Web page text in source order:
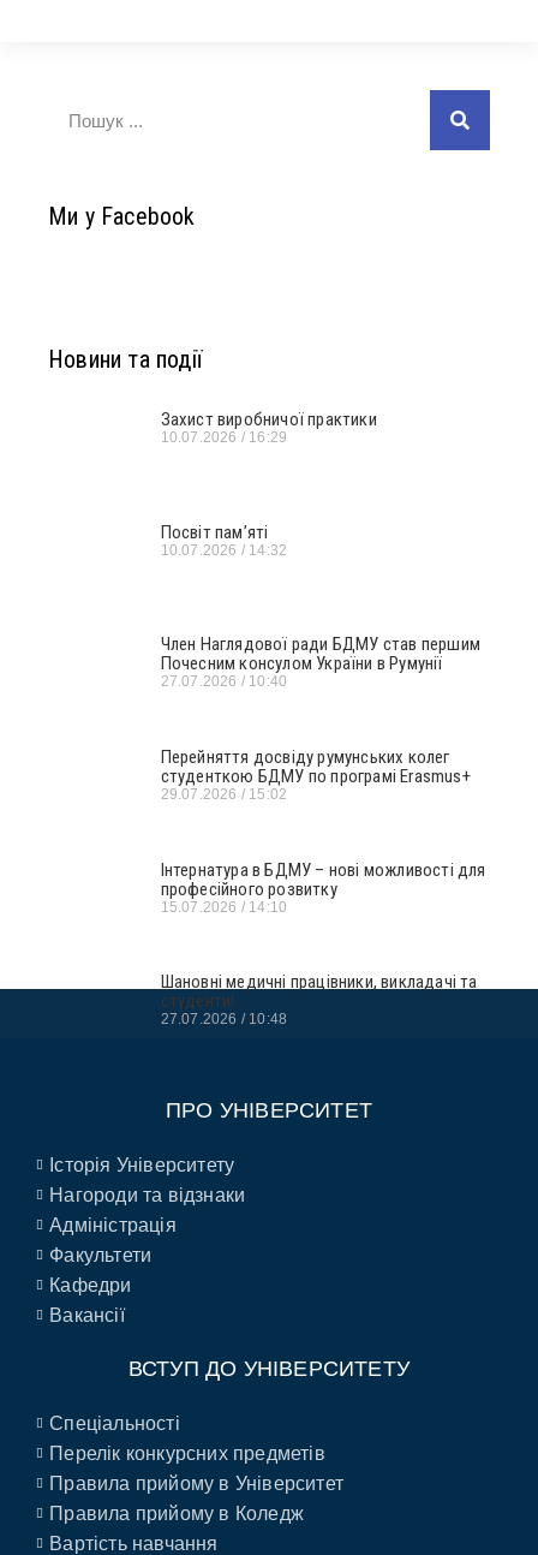
Ми у Facebook
Новини та події
Захист виробничої практики
10.07.2026 16:29
Посвіт пам’яті
10.07.2026 14:32
Член Наглядової ради БДМУ став першим
Почесним консулом України в Румунії
27.07.2026 10:40
Перейняття досвіду румунських колег
студенткою БДМУ по програмі Erasmus+
29.07.2026 15:02
Інтернатура в БДМУ – нові можливості для
професійного розвитку
15.07.2026 14:10
Шановні медичні працівники, викладачі та
студенти!
27.07.2026 10:48
ПРО УНІВЕРСИТЕТ
Історія Університету
Нагороди та відзнаки
Адміністрація
Факультети
Кафедри
Вакансії
ВСТУП ДО УНІВЕРСИТЕТУ
Спеціальності
Перелік конкурсних предметів
Правила прийому в Університет
Правила прийому в Коледж
Вартість навчання